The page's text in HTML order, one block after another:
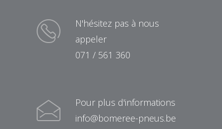
N'hésitez pas à nous
appeler
071 / 561 360
Pour plus d'informations
info@bomeree-pneus.be